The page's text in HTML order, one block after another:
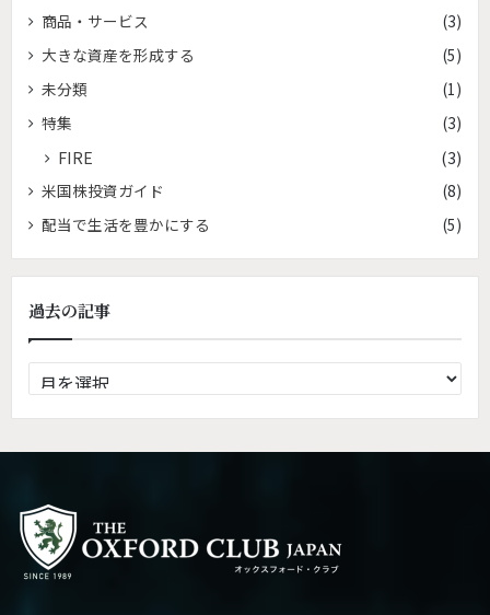
商品・サービス
(3)
大きな資産を形成する
(5)
未分類
(1)
特集
(3)
FIRE (3)
米国株投資ガイド
(8)
配当で生活を豊かにする
(5)
過去の記事
去
の